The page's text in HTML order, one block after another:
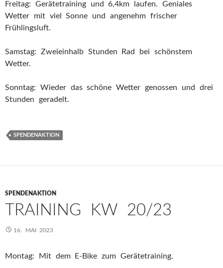
Freitag: Gerätetraining und 6,4km laufen. Geniales
Wetter mit viel Sonne und angenehm frischer
Frühlingsluft.
Samstag: Zweieinhalb Stunden Rad bei schönstem
Wetter.
Sonntag: Wieder das schöne Wetter genossen und drei
Stunden geradelt.
SPENDENAKTION
SPENDENAKTION
TRAINING KW 20/23
16. MAI 2023
Montag: Mit dem E-Bike zum Gerätetraining.